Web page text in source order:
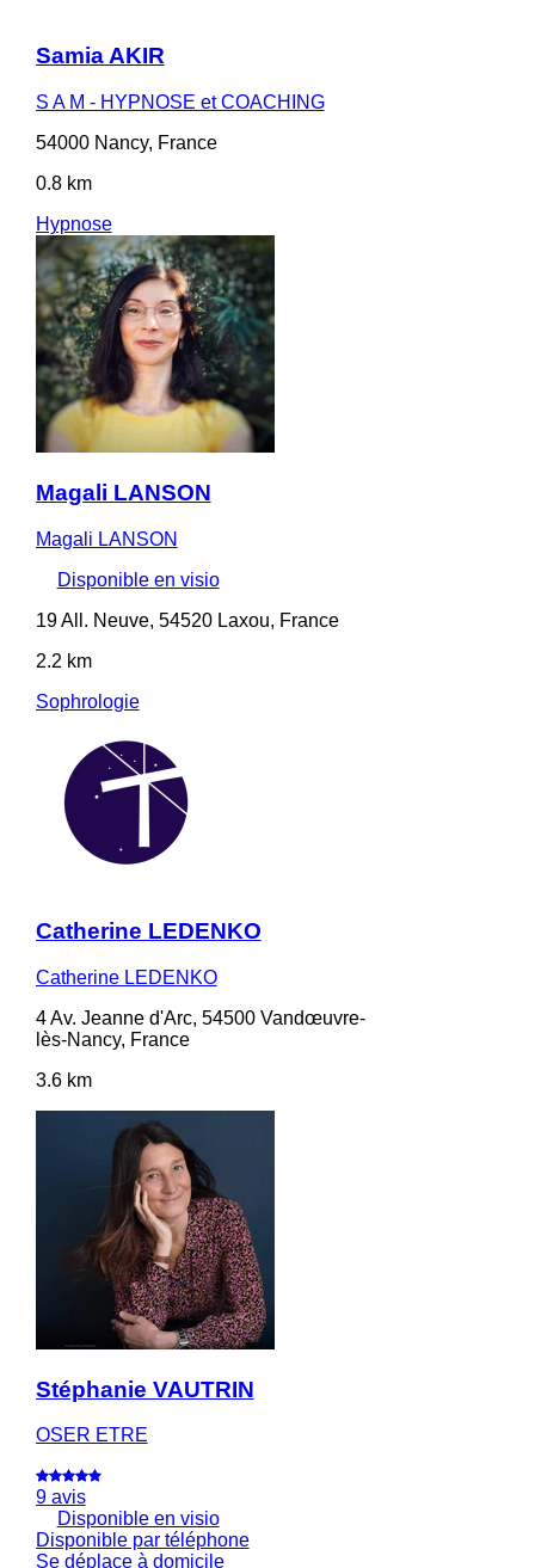
Samia AKIR
S A M - HYPNOSE et COACHING
54000 Nancy, France
0.8 km
Hypnose
Magali LANSON
Magali LANSON
Disponible en visio
19 All. Neuve, 54520 Laxou, France
2.2 km
Sophrologie
Catherine LEDENKO
Catherine LEDENKO
4 Av. Jeanne d'Arc, 54500 Vandœuvre-
lès-Nancy, France
3.6 km
Stéphanie VAUTRIN
OSER ETRE
9 avis
Disponible en visio
Disponible par téléphone
Se déplace à domicile